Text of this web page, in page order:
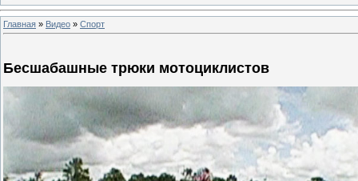
Главная » Видео » Спорт
Бесшабашные трюки мотоциклистов